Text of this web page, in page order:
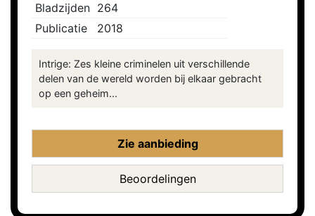
Bladzijden 264
Publicatie
2018
Intrige: Zes kleine criminelen uit verschillende
delen van de wereld worden bij elkaar gebracht
op een geheim...
Zie aanbieding
Beoordelingen